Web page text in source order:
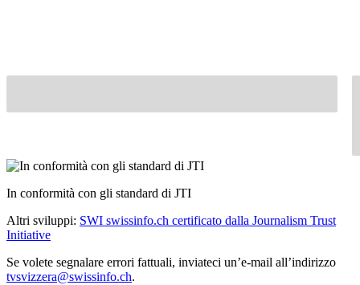
In conformità con gli standard di JTI
Altri sviluppi: SWI swissinfo.ch certificato dalla Journalism Trust
Initiative
Se volete segnalare errori fattuali, inviateci un’e-mail all’indirizzo
tvsvizzera@swissinfo.ch.